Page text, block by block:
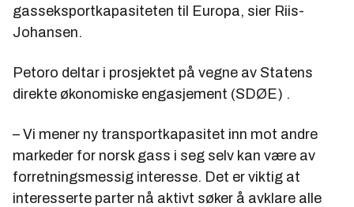
gasseksportkapasiteten til Europa, sier Riis-
Johansen.
Petoro deltar i prosjektet på vegne av Statens
direkte økonomiske engasjement (SDØE) .
– Vi mener ny transportkapasitet inn mot andre
markeder for norsk gass i seg selv kan være av
forretningsmessig interesse. Det er viktig at
interesserte parter nå aktivt søker å avklare alle